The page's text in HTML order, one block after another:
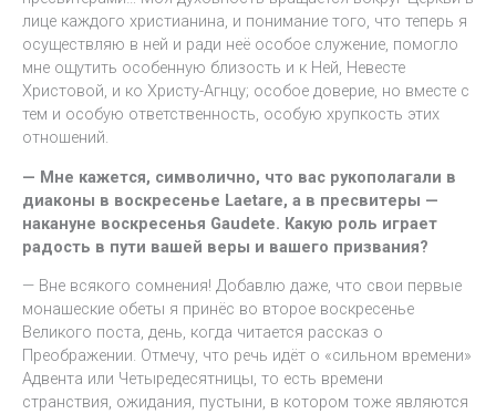
лице каждого христианина, и понимание того, что теперь я
осуществляю в ней и ради неё особое служение, помогло
мне ощутить особенную близость и к Ней, Невесте
Христовой, и ко Христу-Агнцу; особое доверие, но вместе с
тем и особую ответственность, особую хрупкость этих
отношений.
— Мне кажется, символично, что вас рукополагали в
диаконы в воскресенье Laetare, а в пресвитеры —
накануне воскресенья Gaudete. Какую роль играет
радость в пути вашей веры и вашего призвания?
— Вне всякого сомнения! Добавлю даже, что свои первые
монашеские обеты я принёс во второе воскресенье
Великого поста, день, когда читается рассказ о
Преображении. Отмечу, что речь идёт о «сильном времени»
Адвента или Четыредесятницы, то есть времени
странствия, ожидания, пустыни, в котором тоже являются